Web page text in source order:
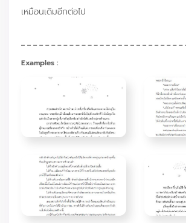
เหมือนเดิมอีกต่อไป
Examples :